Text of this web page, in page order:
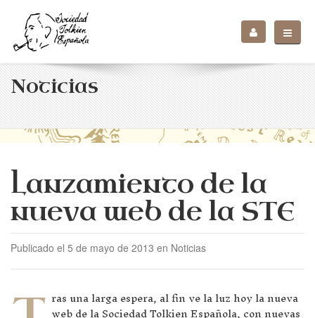
Noticias
Lanzamiento de la
nueva web de la STE
Publicado el 5 de mayo de 2013 en Noticias
ras una larga espera, al fin ve la luz hoy la nueva